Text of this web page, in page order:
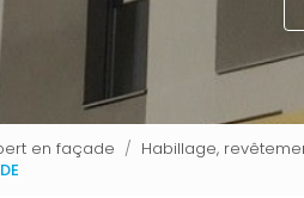
en façade
Habillage,